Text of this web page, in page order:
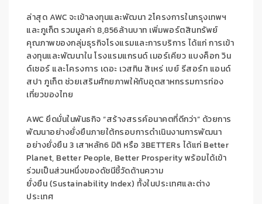
ล่าสุดAWC จะเข้าลงทุนและพัฒนา2โครงการในกรุงเทพฯ
และภูเก็ต รวมมูลค่า8,856ล้านบาท เพิ่มพอร์ตสินทรัพย์
คุณภาพของกลุ่มธุรกิจโรงแรมและการบริการ ไดแก่การเข้า
ลงทุนและพัฒนาในโรงแรมแกรนด์ เมอร์เคียว แบงค็อก วิน
ด์เซอร์ และโครงการ เดอะ เวสทิน สิเหร่ เบย์ รีสอร์ท แอนด์
สปา ภูเก็ต ช่วยเสริมศักยภาพให้กับอุตสาหกรรมการท่อง
เที่ยวของไทย
AWC ยึดมั่นในพันธกิจ“สร้างสรรค์อนาคตที่ดีกว่า” ด้วยการ
พัฒนาอย่างยั่งยืนภายใต้กรอบการดำเนินงานการพัฒนา
อย่างยั่งยืน3 เสาหลัก6 มิติ หรือ 3BETTERs ได้แก่Better
Planet, Better People,Better Prosperityพร้อมได้เข้า
ร่วมเป็นส่วนหนึ่งของดัชนีชี้วัดด้านความ
ยั่งยืน(Sustainability Index) ทั้งในประเทศและต่าง
ประเทศ